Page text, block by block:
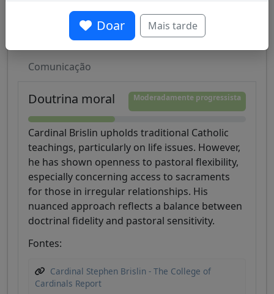
Relação com o Papa Francisco Diálogo
Comunicação
Doutrina moral Moderadamente progressista
Cardinal Brislin upholds traditional Catholic
teachings, particularly on life issues. However,
he has shown openness to pastoral flexibility,
especially concerning access to sacraments
for those in irregular relationships. His
nuanced approach reflects a balance between
doctrinal fidelity and pastoral sensitivity.
Fontes:
Cardinal Stephen Brislin - The College of
Cardinals Report
Doar Mais tarde